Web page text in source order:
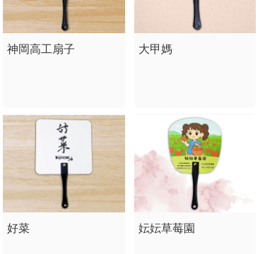
神岡高工扇子 大甲媽
好菜 妘妘草莓園